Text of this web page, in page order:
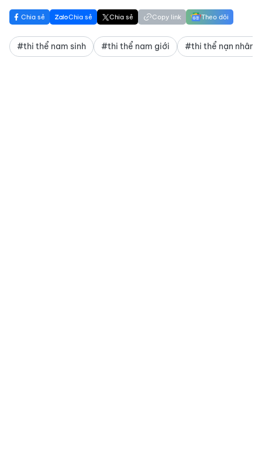
Chia sẻ Chia sẻ Chia sẻ Copy link Theo dõi
#thi thể nam sinh #thi thể nam giới #thi thể nạn nhân